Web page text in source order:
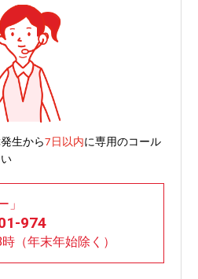
生から7日以内に専用のコール
」
974
（年末年始除く）